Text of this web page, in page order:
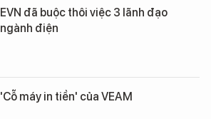
EVN đã buộc thôi việc 3 lãnh đạo
ngành điện
'Cỗ máy in tiền' của VEAM